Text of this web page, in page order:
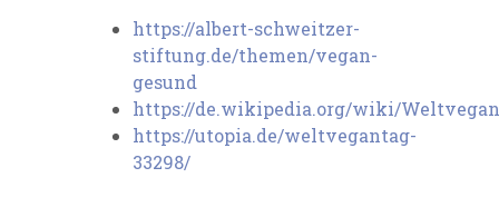
https://albert-schweitzer-
stiftung.de/themen/vegan-
gesund
https://de.wikipedia.org/wiki/
https://utopia.de/weltvegantag-
33298/